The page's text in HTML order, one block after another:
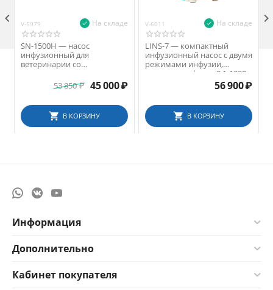
V-5979 На складе
SN-1500H — насос
инфузионный для
ветеринарии со
подогревателем, скорость
инфузии 0.1-1500 мл/ч
53 850₽ 45 000₽
В КОРЗИНУ
V-6011 На складе
LINS-7 — компактный
инфузионный насос с двумя
режимами инфузии,
скорость инфузии 0.1-1200
56 900₽
В КОРЗИНУ
 
Информация
Дополнительно
Кабинет покупателя